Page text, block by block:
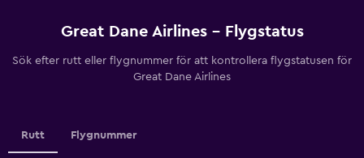
Great Dane Airlines - Flygstatus
Sök efter rutt eller flygnummer för att kontrollera flygstatusen för
Great Dane Airlines
Rutt Flygnummer